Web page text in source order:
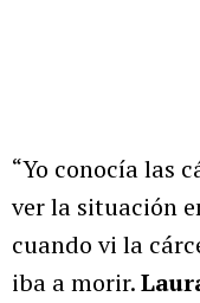
“Yo conocía las
ver la situación
cuando vi la
iba a morir.